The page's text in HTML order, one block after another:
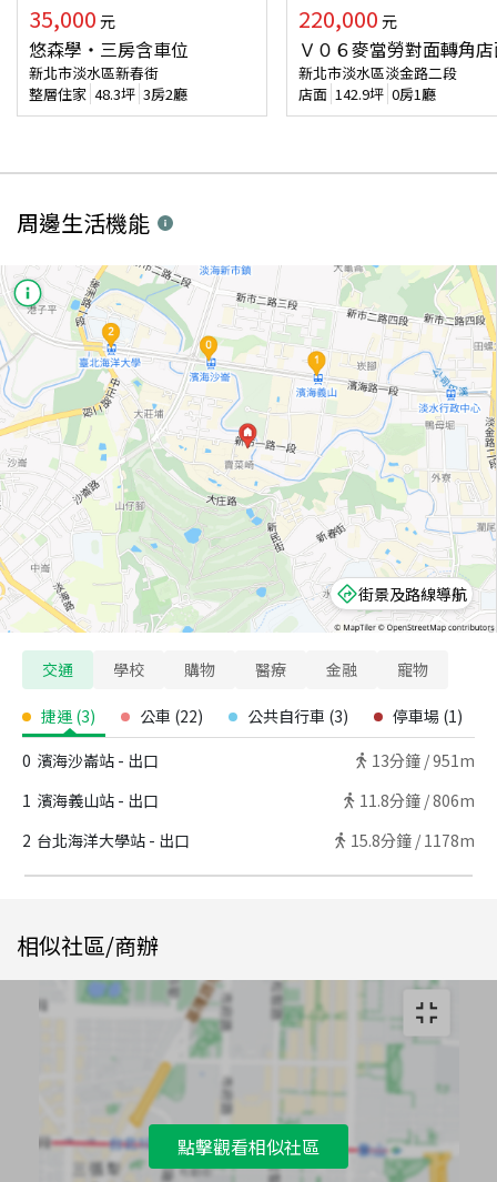
35,000 元
悠森學‧三房含車位
新北市淡水區新春街
整層住家 48.3坪 3房2廳
220,000 元
Ｖ０６麥當勞對面轉角
新北市淡水區淡金路二段
店面 142.9坪 0房1廳
周邊生活機能
街景及路線導航
交通 學校 購物 醫療 金融 寵物
捷運 (3) 公車 (22) 公共自行車 (3) 停車場 (1)
0 濱海沙崙站 - 出口 13分鐘 /951m
1 濱海義山站 - 出口 11.8分鐘 /806m
2 台北海洋大學站 - 出口 15.8分鐘 / 1178m
相似社區/商辦
點擊觀看相似社區